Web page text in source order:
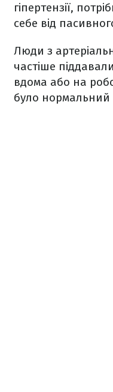
гіпертензії,
себе від
Люди з
частіше
вдома або на
було нормальний